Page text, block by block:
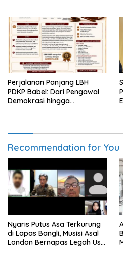
Berkeadilan
Perjalanan Panjang LBH
PDKP Babel: Dari Pengawal
Demokrasi hingga
Recommendation for You
Nyaris Putus Asa Terkurung
di Lapas Bangli, Musisi Asal
London Bernapas Legah Usai